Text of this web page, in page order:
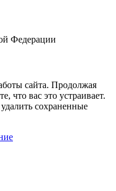
Федерации
сайта. Продолжая
что вас это устраивает.
сохраненные